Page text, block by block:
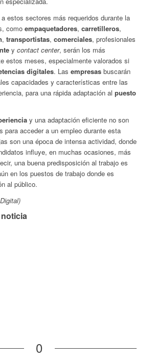
estos sectores más requeridos durante la
como empaquetadores, carretilleros,
, transportistas, comerciales, profesionales
y contact center, serán los más
estos meses, especialmente valorados si
digitales. Las empresasbuscarán
capacidades y características entre las
para una rápida adaptación al puesto
y una adaptación eficiente no son
para acceder a un empleo durante esta
son una época de intensa actividad, donde
influye, en muchas ocasiones, más
una buena predisposición al trabajo es
en los puestos de trabajo donde es
al público.
0